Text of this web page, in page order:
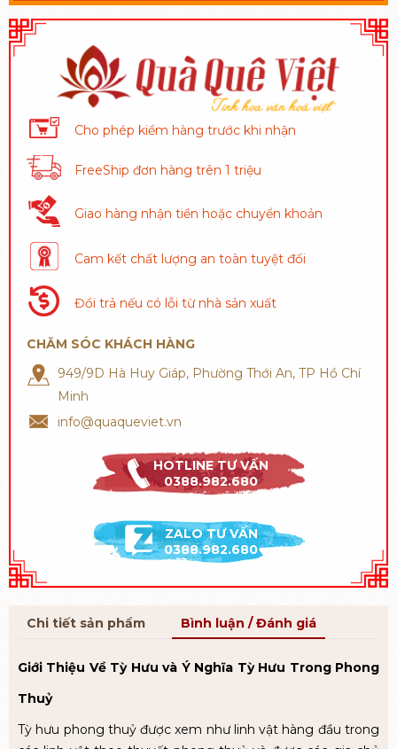
Cho phép kiểm hàng trước khi nhận
FreeShip đơn hàng trên 1 triệu
Giao hàng nhận tiền hoặc chuyển khoản
Cam kết chất lượng an toàn tuyệt đối
Đổi trả nếu có lỗi từ nhà sản xuất
CHĂM SÓC KHÁCH HÀNG
949/9D Hà Huy Giáp, Phường Thới An, TP Hồ Chí
Minh
info@quaqueviet.vn
HOTLINE TƯ VẤN
0388.982.680
ZALO TƯ VẤN
0388.982.680
Chi tiết sản phẩm Bình luận / Đánh giá
Giới Thiệu Về Tỳ Hưu và Ý Nghĩa Tỳ Hưu Trong Phong
Thuỷ
Tỳ hưu phong thuỷ được xem như linh vật hàng đầu trong